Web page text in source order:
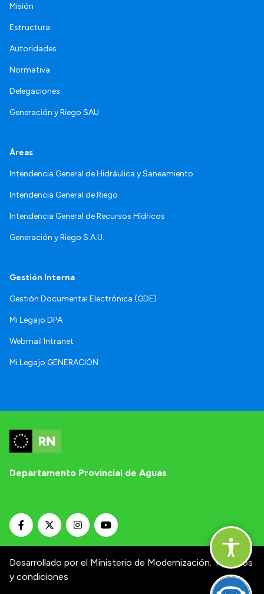
Misión
Estructura
Autoridades
Normativa
Delegaciones
Generación y Riego SAU
Áreas
Intendencia General de Hidráulica y Saneamiento
Intendencia General de Riego
Intendencia General de Recursos Hídricos
Generación y Riego S.A.U.
Gestión Interna
Gestión Documental Electrónica (GDE)
Mi Legajo DPA
Webmail Intranet
Mi Legajo GENERACIÓN
Departamento Provincial de Aguas
Desarrollado por el Ministerio de Modernización. Términos
y condiciones